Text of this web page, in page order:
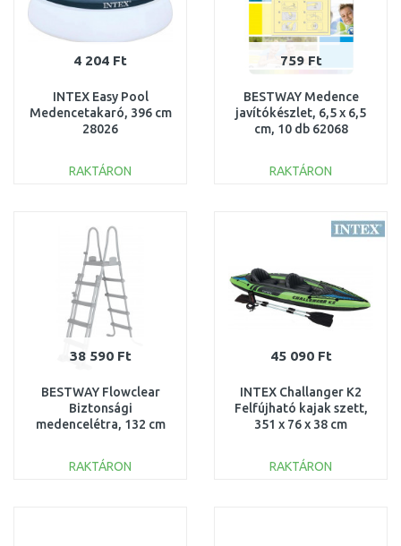
4 204 Ft
INTEX Easy Pool
Medencetakaró, 396 cm
28026
RAKTÁRON
Összehasonlítás
759 Ft
BESTWAY Medence
javítókészlet, 6,5 x 6,5
cm, 10 db 62068
RAKTÁRON
Összehasonlítás
38 590 Ft
BESTWAY Flowclear
Biztonsági
medencelétra, 132 cm
RAKTÁRON
45 090 Ft
INTEX Challanger K2
Felfújható kajak szett,
351 x 76 x 38 cm
RAKTÁRON